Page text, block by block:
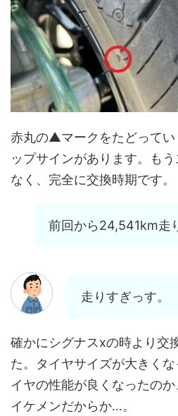
赤丸の▲マークをたどってい
ップサインがあります。も
なく、完全に交換時期です。
前回から24,541km走
走りすぎっす。
確かにシグナスxの時より交
た。タイヤサイズが大きく
イヤの性能が良くなったの
イケメンだからか…。